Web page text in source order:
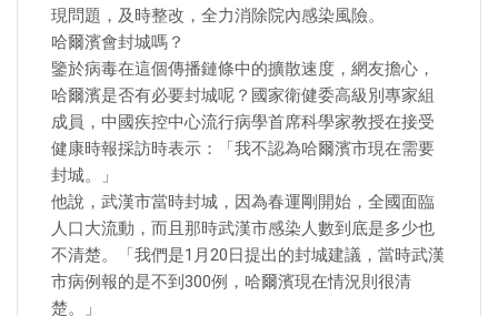
現問題，及時整改，全力消除院內感染風險。
哈爾濱會封城嗎？
鑒於病毒在這個傳播鏈條中的擴散速度，網友擔心，
哈爾濱是否有必要封城呢？國家衛健委高級別專家組
成員，中國疾控中心流行病學首席科學家教授在接受
健康時報採訪時表示：「我不認為哈爾濱市現在需要
封城。」
他說，武漢市當時封城，因為春運剛開始，全國面臨
人口大流動，而且那時武漢市感染人數到底是多少也
不清楚。「我們是1月20日提出的封城建議，當時武漢
市病例報的是不到300例，哈爾濱現在情況則很清
楚。」